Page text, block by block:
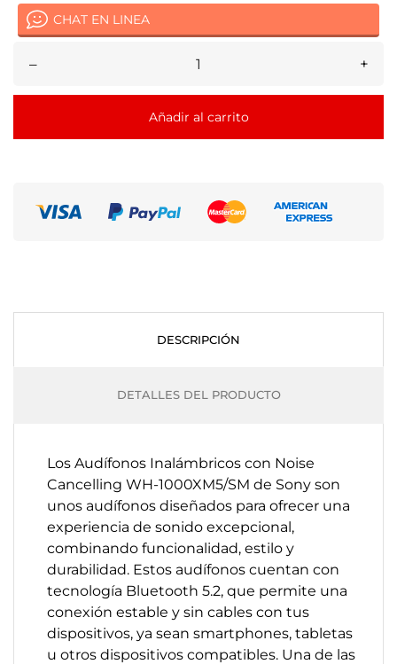
CHAT EN LINEA
– +
Añadir al carrito
DESCRIPCIÓN
DETALLES DEL PRODUCTO
Los Audífonos Inalámbricos con Noise
Cancelling WH-1000XM5/SM de Sony son
unos audífonos diseñados para ofrecer una
experiencia de sonido excepcional,
combinando funcionalidad, estilo y
durabilidad. Estos audífonos cuentan con
tecnología Bluetooth 5.2, que permite una
conexión estable y sin cables con tus
dispositivos, ya sean smartphones, tabletas
u otros dispositivos compatibles. Una de las